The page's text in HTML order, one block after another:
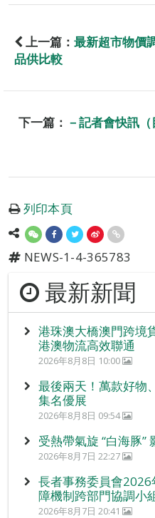
上一篇： 最新超市物價
品供比較
下一篇： －記者會快訊
列印本頁
NEWS-1-4-365783
最新新聞
港珠澳大橋澳門跨境
港澳物流高效聯通
2026年8月8日 10:00
最後兩天！萬款好物
集名優展
2026年8月8日 09:54
受熱帶氣旋 “白海豚
2026年8月7日 22:27
長者事務委員會
障機制跨部門協調小
2026年8月7日 20:41